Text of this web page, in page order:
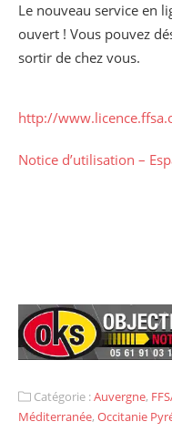
Le nouveau service en
ouvert ! Vous pouvez
sortir de chez vous.
http://
Notice d’utilisation –
Catégorie :Auvergne,
Méditerranée, Occitanie